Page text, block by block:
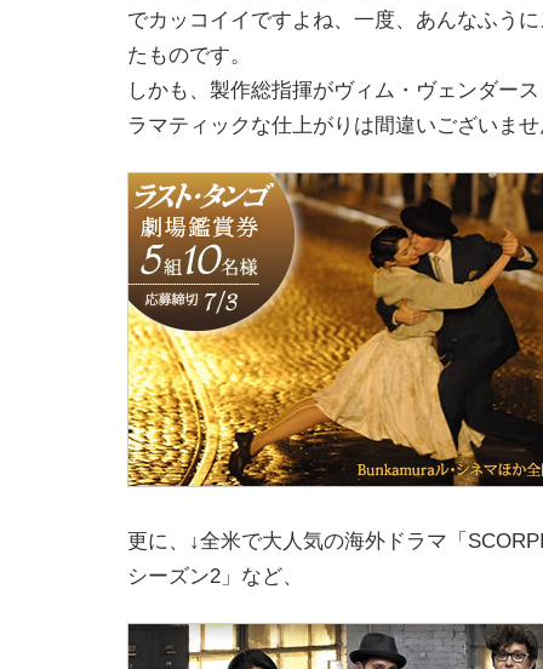
でカッコイイですよね、一度、あんなふう
たものです。
しかも、製作総指揮がヴィム・ヴェンダー
ラマティックな仕上がりは間違いございま
更に、↓全米で大人気の海外ドラマ「
シーズン2」など、